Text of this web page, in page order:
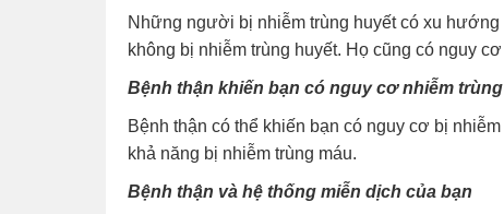
Những người bị nhiễm trùng huyết có xu
không bị nhiễm trùng huyết. Họ cũng có nguy
Bệnh thận khiến bạn có nguy cơ nhiễm
Bệnh thận có thể khiến bạn có nguy cơ bị
khả năng bị nhiễm trùng máu.
Bệnh thận và hệ thống miễn dịch của bạn